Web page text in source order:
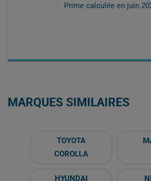
Prime calculée en juin
MARQUES SIMILAIRES
TOYOTA
COROLLA
HYUNDAI